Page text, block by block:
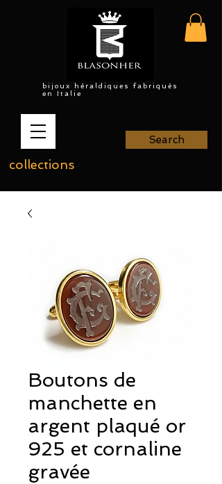
bijoux héraldiques fabriqués
en Italie
collections
Search
Boutons de
manchette en
argent plaqué or
925 et cornaline
gravée